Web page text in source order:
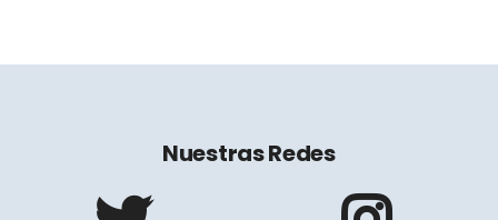
Nuestras Redes